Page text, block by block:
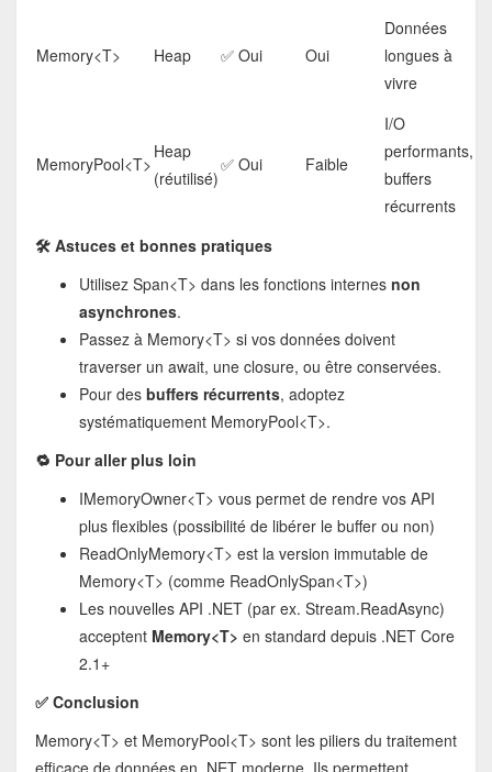
Memory<T> Heap ✅ Oui Oui
Données
longues à
vivre
MemoryPool<T>
Heap
(réutilisé)
✅ Oui Faible
I/O
performants,
buffers
récurrents
🛠️ Astuces et bonnes pratiques
Utilisez Span<T> dans les fonctions internes non
asynchrones.
Passez à Memory<T> si vos données doivent
traverser un await, une closure, ou être conservées.
Pour des buffers récurrents, adoptez
systématiquement MemoryPool<T>.
🔁 Pour aller plus loin
IMemoryOwner<T> vous permet de rendre vos API
plus flexibles (possibilité de libérer le buffer ou non)
ReadOnlyMemory<T> est la version immutable de
Memory<T> (comme ReadOnlySpan<T>)
Les nouvelles API .NET (par ex. Stream.ReadAsync)
acceptent Memory<T> en standard depuis .NET Core
2.1+
✅ Conclusion
Memory<T> et MemoryPool<T> sont les piliers du traitement